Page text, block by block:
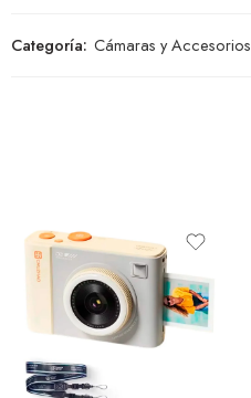
Categoría: Cámaras y Accesorios